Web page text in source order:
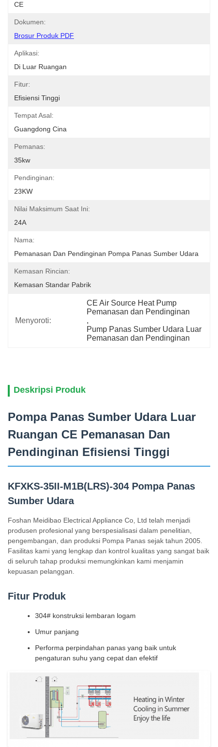
CE
Dokumen:
Brosur Produk PDF
Aplikasi:
Di Luar Ruangan
Fitur:
Efisiensi Tinggi
Tempat Asal:
Guangdong Cina
Pemanas:
35kw
Pendinginan:
23KW
Nilai Maksimum Saat Ini:
24A
Nama:
Pemanasan Dan Pendinginan Pompa Panas Sumber Udara
Kemasan Rincian:
Kemasan Standar Pabrik
Menyoroti:
CE Air Source Heat Pump
Pemanasan dan Pendinginan
,
Pump Panas Sumber Udara Luar
Pemanasan dan Pendinginan
Deskripsi Produk
Pompa Panas Sumber Udara Luar
Ruangan CE Pemanasan Dan
Pendinginan Efisiensi Tinggi
KFXKS-35II-M1B(LRS)-304 Pompa Panas
Sumber Udara
Foshan Meidibao Electrical Appliance Co, Ltd telah menjadi
produsen profesional yang berspesialisasi dalam penelitian,
pengembangan, dan produksi Pompa Panas sejak tahun 2005.
Fasilitas kami yang lengkap dan kontrol kualitas yang sangat baik
di seluruh tahap produksi memungkinkan kami menjamin
kepuasan pelanggan.
Fitur Produk
304# konstruksi lembaran logam
Umur panjang
Performa perpindahan panas yang baik untuk
pengaturan suhu yang cepat dan efektif